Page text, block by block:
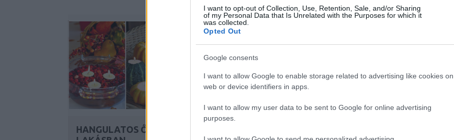
I want to opt-out of Collection, Use, Retention, Sale, and/or Sharing
of my Personal Data that Is Unrelated with the Purposes for which it
was collected.
Opted Out
Google consents
I want to allow Google to enable storage related to advertising like cookies on
web or device identifiers in apps.
I want to allow my user data to be sent to Google for online advertising
purposes.
HANGULATOS ŐSZI FÉNYEK A